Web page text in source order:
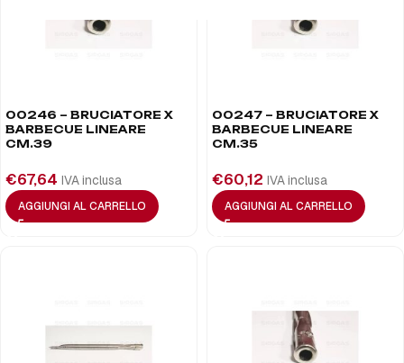
00246 – BRUCIATORE X
BARBECUE LINEARE
CM.39
€67,64 IVA inclusa
AGGIUNGI AL CARRELLO
00247 – BRUCIATORE X
BARBECUE LINEARE
CM.35
€60,12 IVA inclusa
AGGIUNGI AL CARRELLO